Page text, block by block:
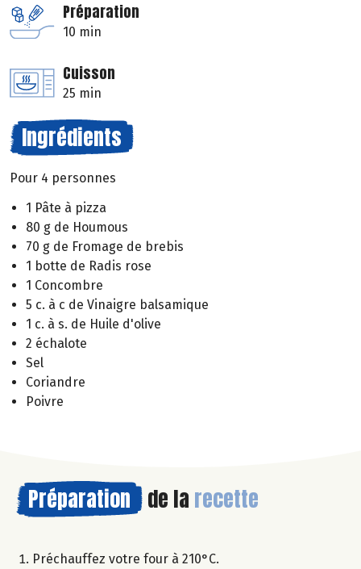
Préparation
10 min
Cuisson
25 min
Ingrédients
Pour 4 personnes
1 Pâte à pizza
80 g de Houmous
70 g de Fromage de brebis
1 botte de Radis rose
1 Concombre
5 c. à c de Vinaigre balsamique
1 c. à s. de Huile d'olive
2 échalote
Sel
Coriandre
Poivre
Préparation de la recette
Préchauffez votre four à 210°C.